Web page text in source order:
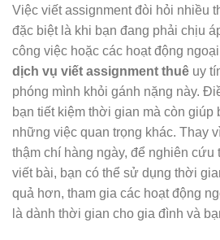
Việc viết assignment đòi hỏi nhiều
đặc biệt là khi bạn đang phải chịu
công việc hoặc các hoạt động
dịch vụ viết assignment thuê uy
phóng mình khỏi gánh nặng này.
bạn tiết kiệm thời gian mà còn giúp
những việc quan trọng khác. Thay
thậm chí hàng ngày, để nghiên cứu
viết bài, bạn có thể sử dụng thời
quả hơn, tham gia các hoạt động
là dành thời gian cho gia đình và